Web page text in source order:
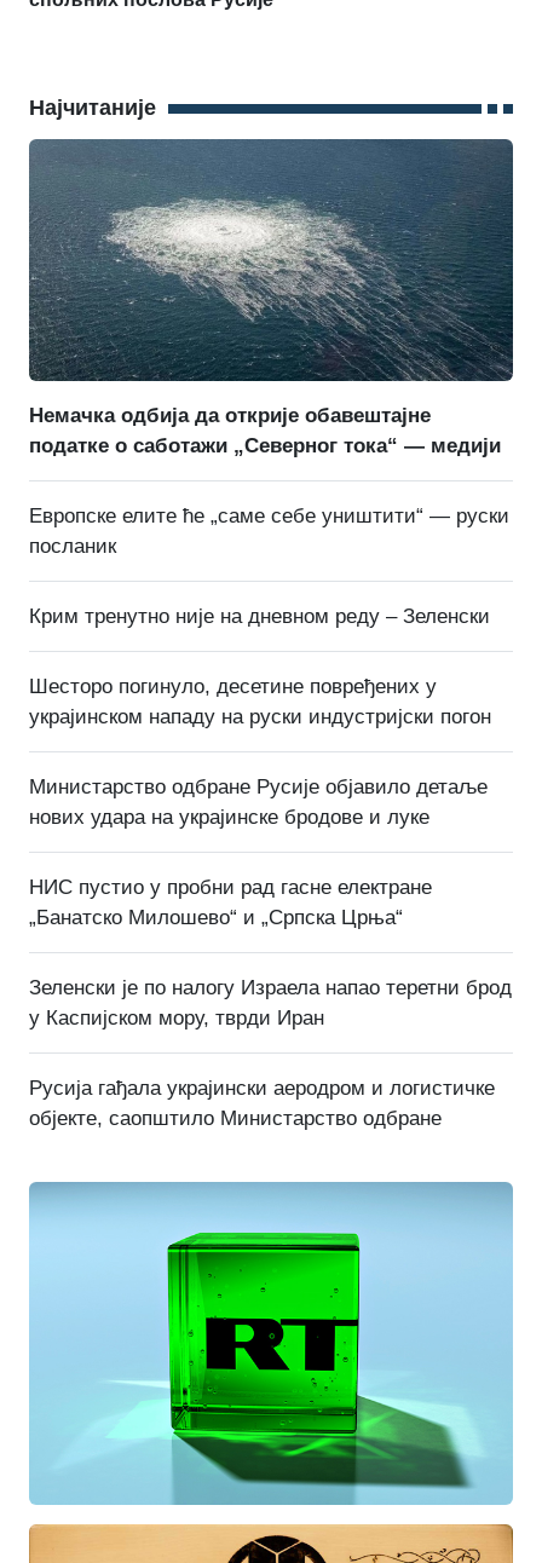
Најчитаније
Немачка одбија да открије обавештајне
податке о саботажи „Северног тока“ — медији
Европске елите ће „саме себе уништити“ — руски
посланик
Крим тренутно није на дневном реду – Зеленски
Шесторо погинуло, десетине повређених у
украјинском нападу на руски индустријски погон
Министарство одбране Русије објавило детаље
нових удара на украјинске бродове и луке
НИС пустио у пробни рад гасне електране
„Банатско Милошево“ и „Српска Црња“
Зеленски је по налогу Израела напао теретни брод
у Каспијском мору, тврди Иран
Русија гађала украјински аеродром и логистичке
објекте, саопштило Министарство одбране